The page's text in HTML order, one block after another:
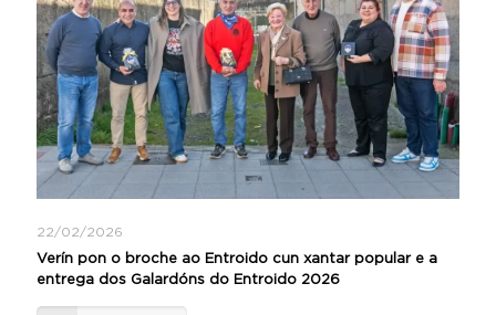
22/02/2026
Verín pon o broche ao Entroido cun xantar popular e a
entrega dos Galardóns do Entroido 2026